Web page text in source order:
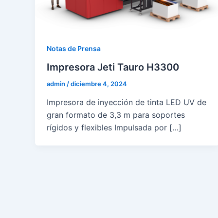
Notas de Prensa
Impresora Jeti Tauro H3300
admin /diciembre 4, 2024
Impresora de inyección de tinta LED UV de
gran formato de 3,3 m para soportes
rígidos y flexibles Impulsada por […]